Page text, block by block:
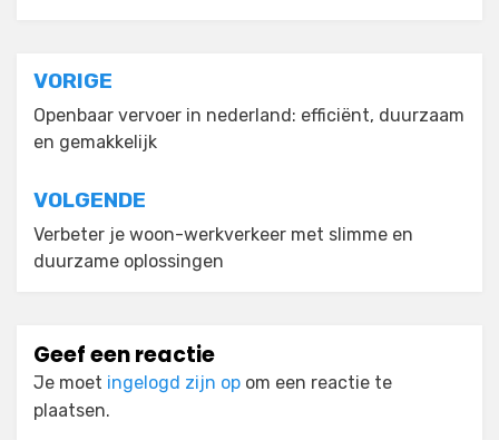
Bericht
navigatie
VORIGE
Openbaar vervoer in nederland: efficiënt, duurzaam
en gemakkelijk
VOLGENDE
Verbeter je woon-werkverkeer met slimme en
duurzame oplossingen
Geef een reactie
Je moet ingelogd zijn op om een reactie te
plaatsen.